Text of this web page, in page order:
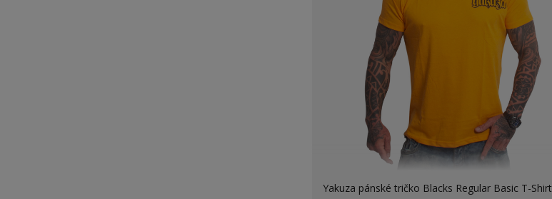
Yakuza pánské tričko Blacks Regular Basic T-Shirt